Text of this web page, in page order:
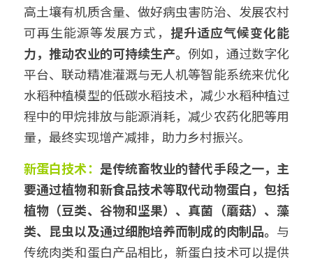
高土壤有机质含量、做好病虫害防治、发展农村
可再生能源等发展方式， 提升适应气候变化能
力，推动农业的可持续生产。 例如，通过数字化
平台、联动精准灌溉与无人机等智能系统来优化
水稻种植模型的低碳水稻技术，减少水稻种植过
程中的甲烷排放与能源消耗，减少农药化肥等用
量，最终实现增产减排，助力乡村振兴。
新蛋白技术： 是传统畜牧业的替代手段之一，主
要通过植物和新食品技术等取代动物蛋白，包括
植物（豆类、谷物和坚果）、真菌（蘑菇）、藻
类、昆虫以及通过细胞培养而制成的肉制品。 与
传统肉类和蛋白产品相比，新蛋白技术可以提供